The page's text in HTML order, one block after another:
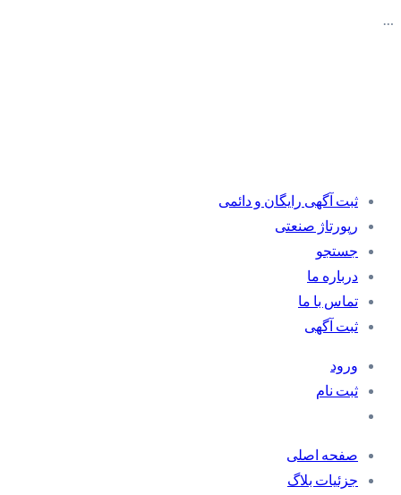
…
ثبت آگهی رایگان و دائمی
رپورتاژ صنعتی
جستجو
درباره ما
تماس با ما
ثبت آگهی
ورود
ثبت نام
صفحه اصلی
جزئیات بلاگ